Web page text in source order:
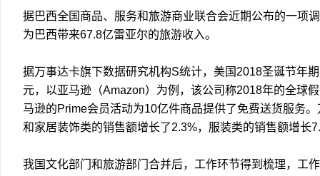
据巴西全国商品、服务和旅游商业联合会近期公布的一项
为巴西带来67.8亿雷亚尔的旅游收入。
据万事达卡旗下数据研究机构S统计，美国2018圣诞节年
元，以亚马逊（Amazon）为例，该公司称2018年的全球
马逊的Prime会员活动为10亿件商品提供了免费送货服务
和家居装饰类的销售额增长了2.3%，服装类的销售额增长
我国文化部门和旅游部门合并后，工作环节得到梳理，工